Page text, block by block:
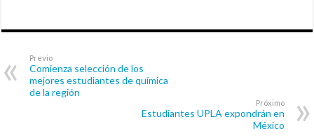
Previo
Comienza selección de los
mejores estudiantes de química
de la región
Próximo
Estudiantes UPLA expondrán en
México